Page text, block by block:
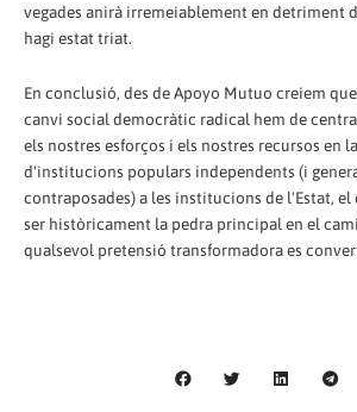
vegades anirà irremeiablement en detriment
hagi estat triat.
En conclusió, des de Apoyo Mutuo creiem
canvi social democràtic radical hem de
els nostres esforços i els nostres recursos en
d'institucions populars independents (i
contraposades) a les institucions de l'Estat,
ser històricament la pedra principal en el
qualsevol pretensió transformadora es